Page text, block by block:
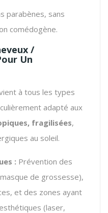
parabènes, sans
comédogène.
/
Un
à tous les types
adapté aux
fragilisées,
au soleil.
: Prévention des
de grossesse),
et des zones ayant
(laser,